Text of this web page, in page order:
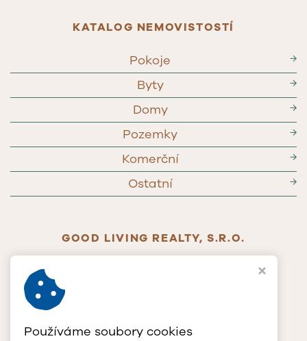
KATALOG NEMOVISTOSTÍ
Pokoje →
Byty →
Domy →
Pozemky →
Komerční →
Ostatní →
GOOD LIVING REALTY, S.R.O.
+420 602 772 400
E info@glrcz.cz
Používáme soubory cookies